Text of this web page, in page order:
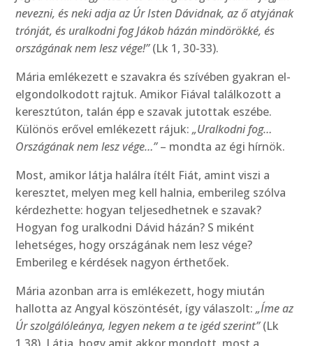
nevezni, és neki adja az Úr Isten Dávidnak, az ő atyjának
trónját, és uralkodni fog Jákob házán mindörökké, és
országának nem lesz vége!”(Lk 1, 30-33).
Mária emlékezett e szavakra és szívében gyakran el-
elgondolkodott rajtuk. Amikor Fiával találkozott a
keresztúton, talán épp e szavak jutottak eszébe.
Különös erővel emlékezett rájuk:„Uralkodni fog…
Országának nem lesz vége…”– mondta az égi hírnök.
Most, amikor látja halálra ítélt Fiát, amint viszi a
keresztet, melyen meg kell halnia, emberileg szólva
kérdezhette: hogyan teljesedhetnek e szavak?
Hogyan fog uralkodni Dávid házán? S miként
lehetséges, hogy országának nem lesz vége?
Emberileg e kérdések nagyon érthetőek.
Mária azonban arra is emlékezett, hogy miután
hallotta az Angyal köszöntését, így válaszolt:„Íme az
Úr szolgálóleánya, legyen nekem a te igéd szerint”(Lk